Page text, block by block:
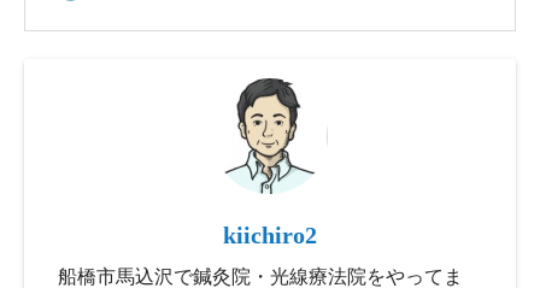
kiichiro2
船橋市馬込沢で鍼灸院・光線療法院をやってま